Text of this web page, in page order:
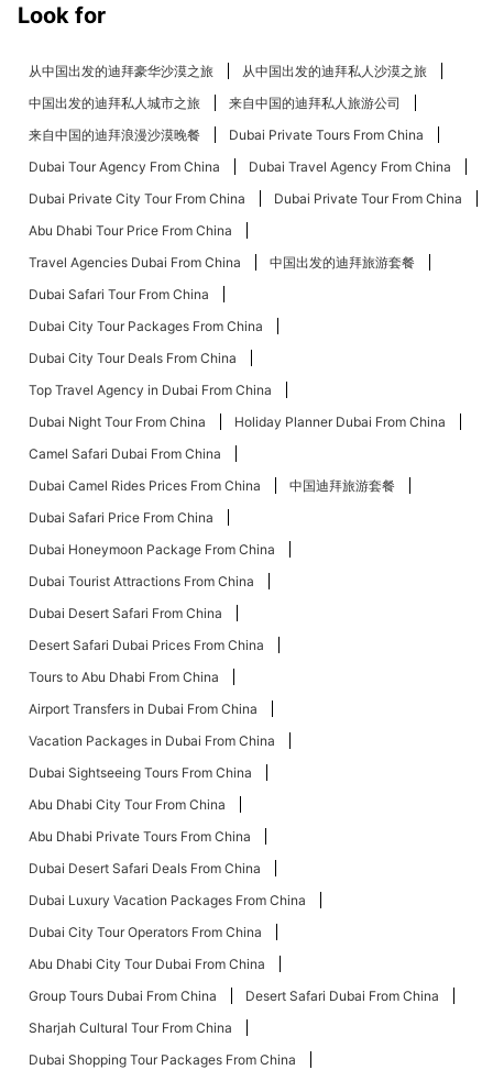
Look for
从中国出发的迪拜豪华沙漠之旅
从中国出发的迪拜私人沙漠之旅
中国出发的迪拜私人城市之旅
来自中国的迪拜私人旅游公司
来自中国的迪拜浪漫沙漠晚餐
Dubai Private Tours From China
Dubai Tour Agency From China
Dubai Travel Agency From China
Dubai Private City Tour From China
Dubai Private Tour From China
Abu Dhabi Tour Price From China
Travel Agencies Dubai From China
中国出发的迪拜旅游套餐
Dubai Safari Tour From China
Dubai City Tour Packages From China
Dubai City Tour Deals From China
Top Travel Agency in Dubai From China
Dubai Night Tour From China
Holiday Planner Dubai From China
Camel Safari Dubai From China
Dubai Camel Rides Prices From China
中国迪拜旅游套餐
Dubai Safari Price From China
Dubai Honeymoon Package From China
Dubai Tourist Attractions From China
Dubai Desert Safari From China
Desert Safari Dubai Prices From China
Tours to Abu Dhabi From China
Airport Transfers in Dubai From China
Vacation Packages in Dubai From China
Dubai Sightseeing Tours From China
Abu Dhabi City Tour From China
Abu Dhabi Private Tours From China
Dubai Desert Safari Deals From China
Dubai Luxury Vacation Packages From China
Dubai City Tour Operators From China
Abu Dhabi City Tour Dubai From China
Group Tours Dubai From China
Desert Safari Dubai From China
Sharjah Cultural Tour From China
Dubai Shopping Tour Packages From China